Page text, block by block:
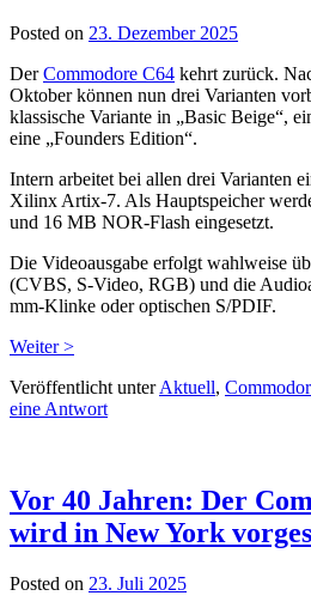
Posted on 23. Dezember 2025
DerCommodore C64 kehrt zurück.
Oktober können nun drei Varianten
klassische Variante in „Basic Beige“,
eine „Founders Edition“.
Intern arbeitet bei allen drei Varianten
Xilinx Artix-7. Als Hauptspeicher
und 16 MB NOR-Flash eingesetzt.
Die Videoausgabe erfolgt wahlweise
(CVBS, S-Video, RGB) und die
mm-Klinke oder optischen S/PDIF.
Weiter >
Veröffentlicht unterAktuell,
eine Antwort
Vor 40 Jahren: Der
wird in New York
Posted on 23. Juli 2025